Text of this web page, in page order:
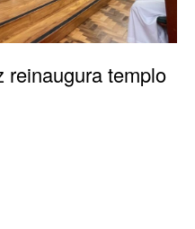
reinaugura templo